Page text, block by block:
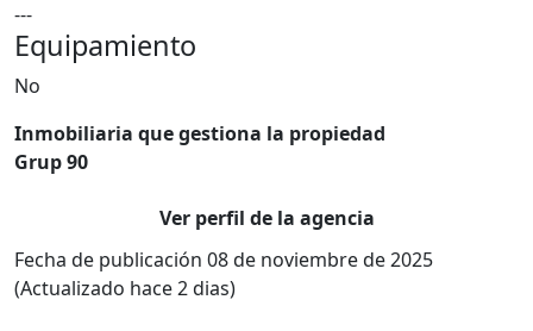
---
Equipamiento
No
Inmobiliaria que gestiona la propiedad
Grup 90
Ver perfil de la agencia
Fecha de publicación 08 de noviembre de 2025
(Actualizado hace 2 dias)